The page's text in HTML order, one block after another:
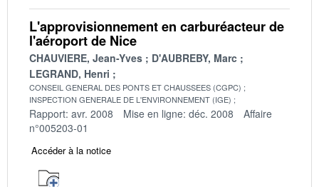
L'approvisionnement en carburéacteur de
l'aéroport de Nice
CHAUVIERE, Jean-Yves
D'AUBREBY, Marc
LEGRAND, Henri
CONSEIL GENERAL DES PONTS ET CHAUSSEES (CGPC)
INSPECTION GENERALE DE L'ENVIRONNEMENT (IGE)
Rapport: avr. 2008 Mise en ligne: déc. 2008
Affaire
n°005203-01
Accéder à la notice